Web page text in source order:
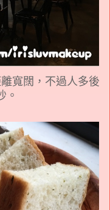
寬闊，不過人多後
。